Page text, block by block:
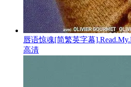
唇语惊魂[简繁英字幕
高清